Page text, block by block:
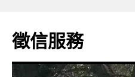
徵信服務